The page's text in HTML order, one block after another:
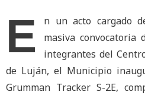
E
n un acto cargado
masiva convocatoria
integrantes del
de Luján, el Municipio
Grumman Tracker S-2E,